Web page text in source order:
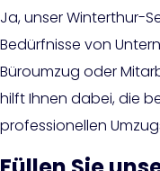
Ja, unser Winterthur-
Bedürfnisse von
Büroumzug oder
hilft Ihnen dabei, die
professionellen